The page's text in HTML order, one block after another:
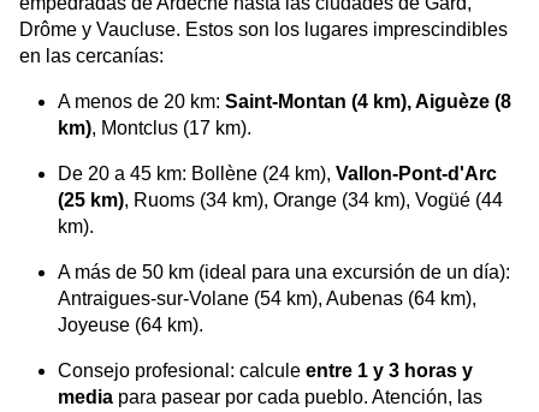
Drôme y Vaucluse. Estos son los lugares imprescindibles
en las cercanías:
A menos de 20 km: Saint-Montan (4 km), Aiguèze (8
km), Montclus (17 km).
De 20 a 45 km: Bollène (24 km), Vallon-Pont-d'Arc
(25 km), Ruoms (34 km), Orange (34 km), Vogüé (44
km).
A más de 50 km (ideal para una excursión de un día):
Antraigues-sur-Volane (54 km), Aubenas (64 km),
Joyeuse (64 km).
Consejo profesional: calcule entre 1 y 3 horas y
media para pasear por cada pueblo. Atención, las